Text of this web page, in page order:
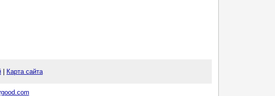
Карта сайта